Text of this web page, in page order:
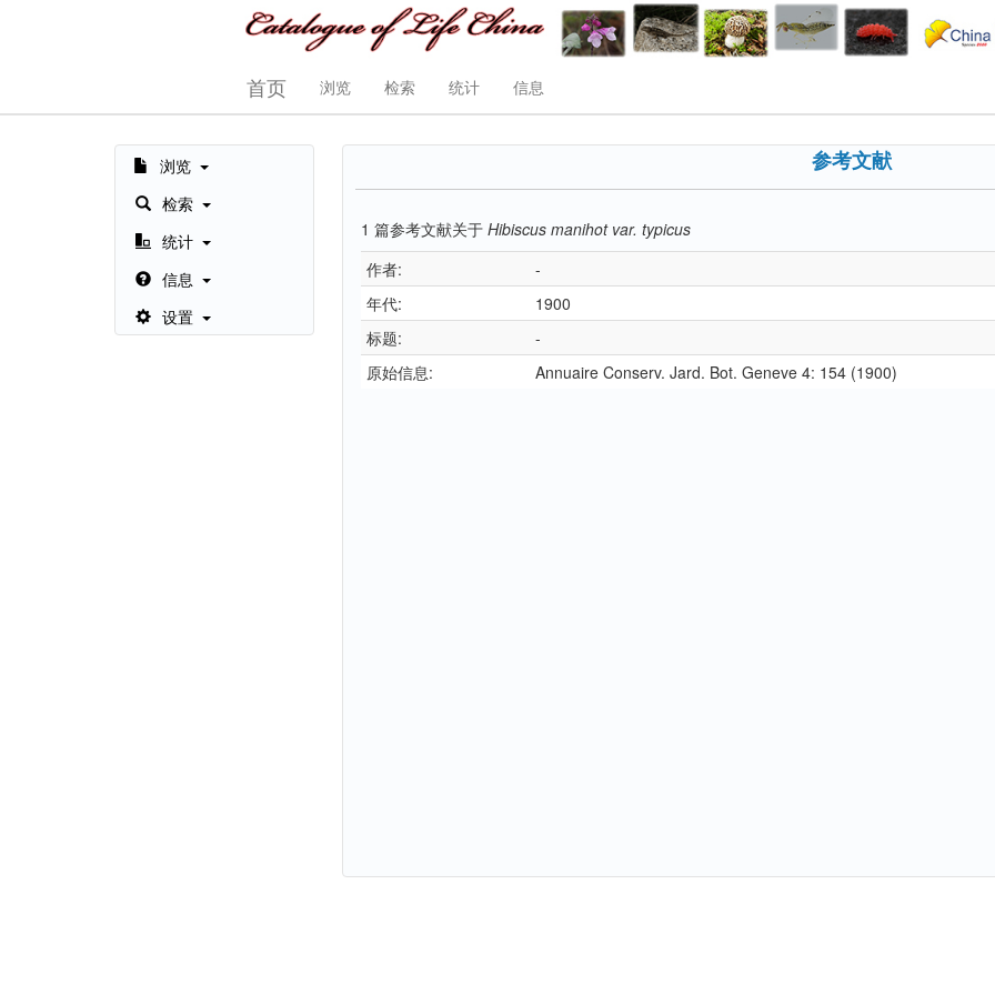
首页 浏览 检索 统计 信息
浏览
检索
统计
信息
设置
参考文献
1 篇参考文献关于 Hibiscus manihot var. typicus
作者:
-
年代:
1900
标题:
-
原始信息:
Annuaire Conserv. Jard. Bot. Geneve 4: 154 (1900)